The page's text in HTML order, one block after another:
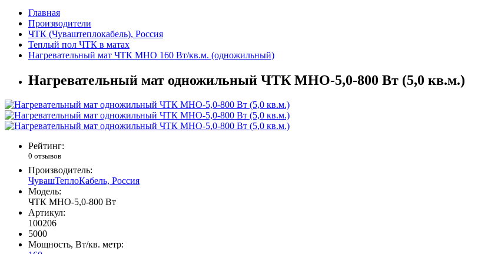
Главная
Производители
ЧТК (Чуваштеплокабель), Россия
Теплый пол ЧТК в матах
Нагревательный мат ЧТК МНО 160 Вт/кв.м. (одножильный)
Нагревательный мат одножильный ЧТК МНО-5,0-800 Вт (5,0 кв.м.)
Рейтинг:
0 отзывов
Производитель:
ЧувашТеплоКабель, Россия
Модель:
ЧТК МНО-5,0-800 Вт
Артикул:
100206
5000
Мощность, Вт/кв. метр: